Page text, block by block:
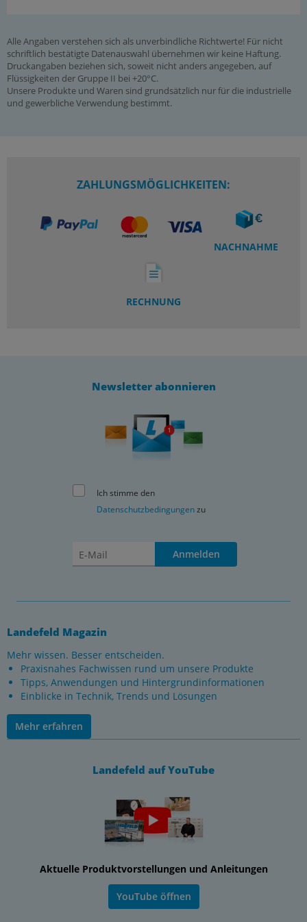
Katalogseite Atlas 9 (Seite 1005x)
(PDF)
Dokumentation: Ausblaspistolen
(PDF)
Alle Angaben verstehen sich als unverbindliche Richtwerte! Für nicht
schriftlich bestätigte Datenauswahl übernehmen wir keine Haftung.
Druckangaben beziehen sich, soweit nicht anders angegeben, auf
Flüssigkeiten der Gruppe II bei +20°C.
Unsere Produkte und Waren sind grundsätzlich nur für die industrielle
und gewerbliche Verwendung bestimmt.
ZAHLUNGSMÖGLICHKEITEN:
NACHNAHME
RECHNUNG
Newsletter abonnieren
Ich stimme den
Datenschutzbedingungenzu
Anmelden
Landefeld Magazin
Mehr wissen. Besser entscheiden.
Praxisnahes Fachwissen rund um unsere Produkte
Tipps, Anwendungen und Hintergrundinformationen
Einblicke in Technik, Trends und Lösungen
Mehr erfahren
Landefeld auf YouTube
Aktuelle Produktvorstellungen und Anleitungen
YouTube öffnen